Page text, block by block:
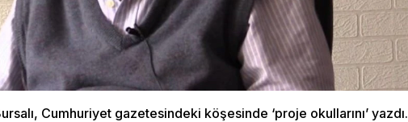
Cumhuriyet gazetesindeki köşesinde ‘proje okullarını’ yazdı.